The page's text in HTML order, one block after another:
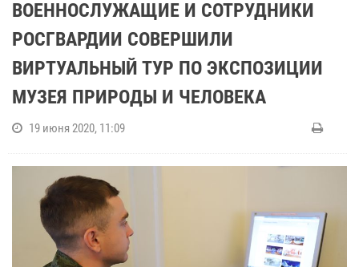
ВОЕННОСЛУЖАЩИЕ И СОТРУДНИКИ
РОСГВАРДИИ СОВЕРШИЛИ
ВИРТУАЛЬНЫЙ ТУР ПО ЭКСПОЗИЦИИ
МУЗЕЯ ПРИРОДЫ И ЧЕЛОВЕКА
19 июня 2020, 11:09